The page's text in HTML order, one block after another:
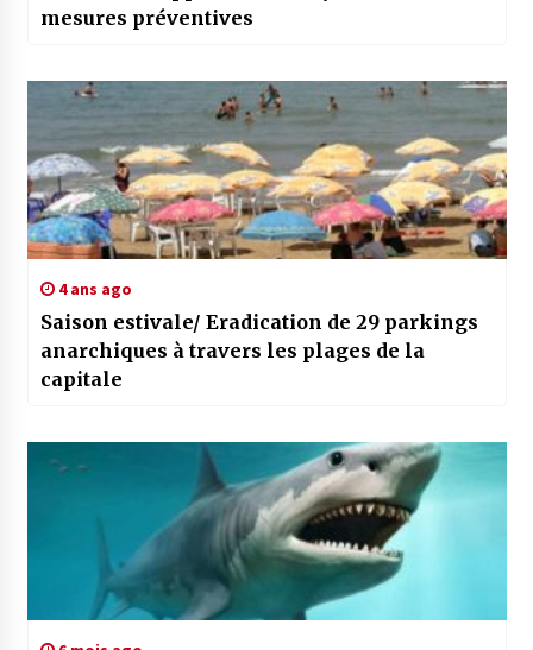
mesures préventives
4 ans ago
Saison estivale/ Eradication de 29 parkings
anarchiques à travers les plages de la
capitale